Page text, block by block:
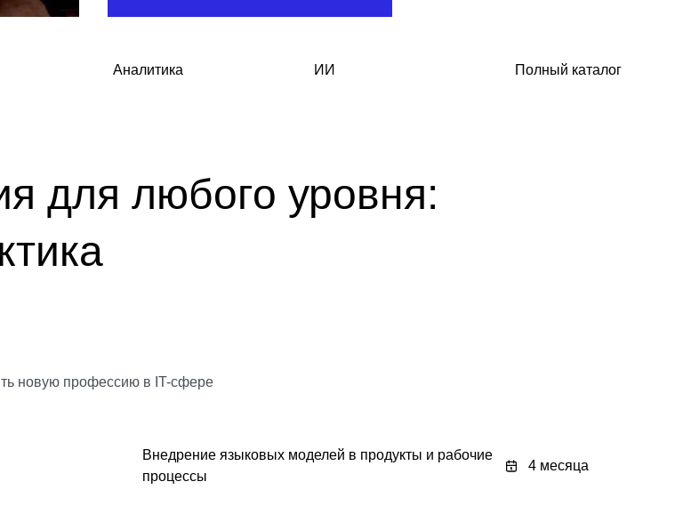
Аналитика ИИ Полный каталог
для любого уровня:
новую профессию в IT-сфере
Внедрение языковых моделей в продукты и рабочие
процессы
4 месяца